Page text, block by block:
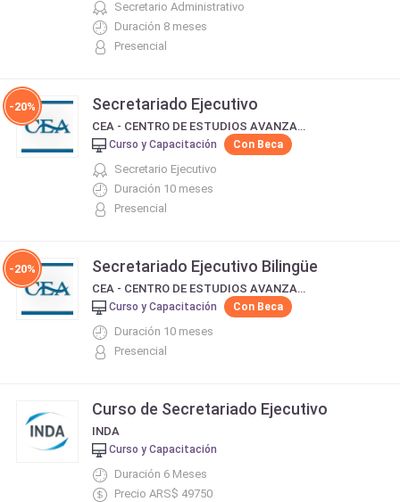
Secretario Administrativo
Duración 8 meses
Presencial
-20% Secretariado Ejecutivo
CEA - CENTRO DE ESTUDIOS AVANZADOS
Curso y Capacitación Con Beca
Secretario Ejecutivo
Duración 10 meses
Presencial
-20% Secretariado Ejecutivo Bilingüe
CEA - CENTRO DE ESTUDIOS AVANZADOS
Curso y Capacitación Con Beca
Duración 10 meses
Presencial
Curso de Secretariado Ejecutivo
INDA
Curso y Capacitación
Duración 6 Meses
Precio ARS$ 49750